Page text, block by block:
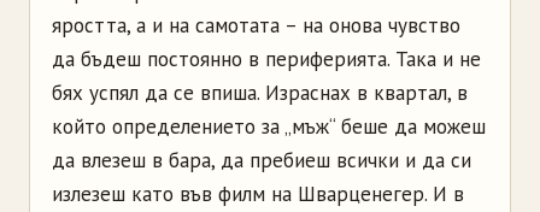
яростта, а и на самотата – на онова чувство
да бъдеш постоянно в периферията. Така и не
бях успял да се впиша. Израснах в квартал, в
който определението за „мъж“ беше да можеш
да влезеш в бара, да пребиеш всички и да си
излезеш като във филм на Шварценегер. И в